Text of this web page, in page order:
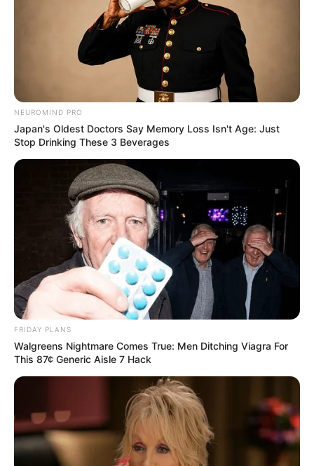
NEUROMIND PRO
Japan's Oldest Doctors Say Memory Loss Isn't Age: Just
Stop Drinking These 3 Beverages
FRIDAY PLANS
Walgreens Nightmare Comes True: Men Ditching Viagra For
This 87¢ Generic Aisle 7 Hack